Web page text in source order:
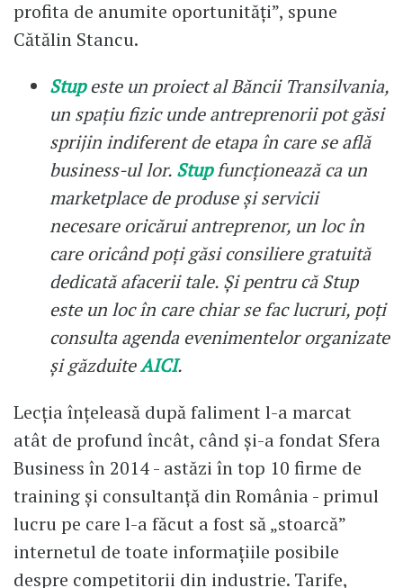
profita de anumite oportunități”, spune
Cătălin Stancu.
Stupeste un proiect al Băncii Transilvania,
un spațiu fizic unde antreprenorii pot găsi
sprijin indiferent de etapa în care se află
business-ul lor. Stupfuncționează ca un
marketplace de produse și servicii
necesare oricărui antreprenor, un loc în
care oricând poți găsi consiliere gratuită
dedicată afacerii tale. Și pentru că Stup
este un loc în care chiar se fac lucruri, poți
consulta agenda evenimentelor organizate
și găzduiteAICI.
Lecția înțeleasă după faliment l-a marcat
atât de profund încât, când și-a fondat Sfera
Business în 2014 - astăzi în top 10 firme de
training și consultanță din România - primul
lucru pe care l-a făcut a fost să „stoarcă”
internetul de toate informațiile posibile
despre competitorii din industrie. Tarife,